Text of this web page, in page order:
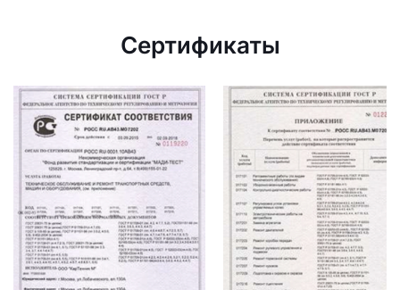
Сертификаты